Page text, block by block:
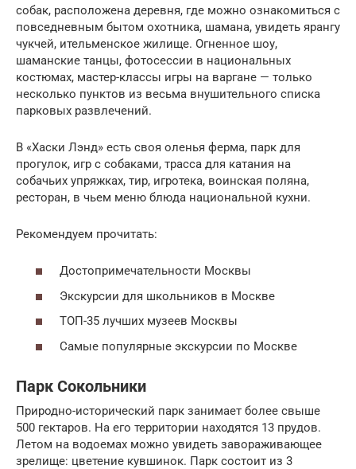
собак, расположена деревня, где можно ознакомиться с
повседневным бытом охотника, шамана, увидеть ярангу
чукчей, ительменское жилище. Огненное шоу,
шаманские танцы, фотосессии в национальных
костюмах, мастер-классы игры на варгане — только
несколько пунктов из весьма внушительного списка
парковых развлечений.
В «Хаски Лэнд» есть своя оленья ферма, парк для
прогулок, игр с собаками, трасса для катания на
собачьих упряжках, тир, игротека, воинская поляна,
ресторан, в чьем меню блюда национальной кухни.
Рекомендуем прочитать:
Достопримечательности Москвы
Экскурсии для школьников в Москве
ТОП-35 лучших музеев Москвы
Самые популярные экскурсии по Москве
Парк Сокольники
Природно-исторический парк занимает более свыше
500 гектаров. На его территории находятся 13 прудов.
Летом на водоемах можно увидеть завораживающее
зрелище: цветение кувшинок. Парк состоит из 3